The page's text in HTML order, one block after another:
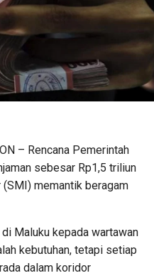
– Rencana Pemerintah
sebesar Rp1,5 triliun
memantik beragam
Maluku kepada wartawan
kebutuhan, tetapi setiap
dalam koridor